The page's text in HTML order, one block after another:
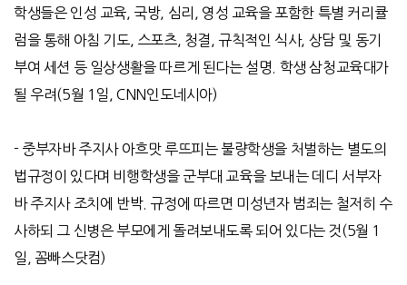
학생들은 인성 교육 국방, 심리
영성 교육을 포함한 특별 커리큘
럼을 통해 아침 기도
스포츠 청결 규칙적인 식사, 상담 및 동기
부여 세션 등 일상생활을 따르게 된다는 설명
학생 삼청교육대가
될 우려(5월 1 일 , CNN인도네시아)
- 중부자바 주지사 아흐맛 루뜨피는 불량학생을 처벌하는 별도의
법규정이 있다며 비행학생을 군부대 교육을 보내는 데디 서부자
바 주지사 조치에 반박. 규정에 따르면 미성년자 범죄는 철저히 수
사하되 그 신병은 부모에게 돌려보내도록 되어 있다는 것(5월 1
일
꼼빠스닷컴)